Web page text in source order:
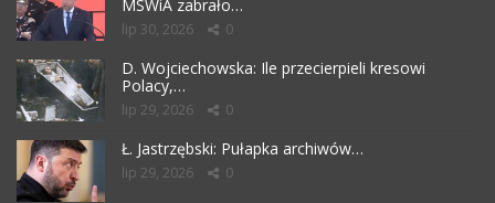
MSWiA zabrało…
lip 30, 2026 0
D. Wojciechowska: Ile przecierpieli kresowi
Polacy,…
lip 29, 2026 0
Ł. Jastrzębski: Pułapka archiwów…
lip 29, 2026 0